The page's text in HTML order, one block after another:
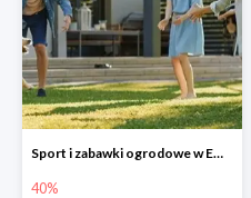
Sport i zabawki ogrodowe w Empiku do -40%
40%